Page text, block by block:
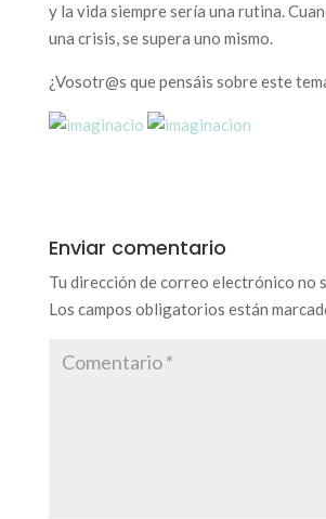
y la vida siempre sería una rutina.
una crisis, se supera uno mismo.
¿Vosotr@s que pensáis sobre este
Enviar comentario
Tu dirección de correo electrónico no
Los campos obligatorios están